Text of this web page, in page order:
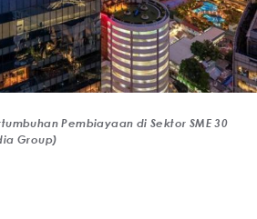
Pembiayaan di Sektor SME 30
Group)